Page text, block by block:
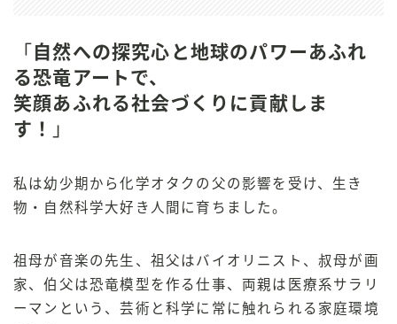
「 自然への探究心と地球のパワーあふれ
る恐竜アートで、
笑顔あふれる社会づくりに貢献しま
す！
」
私は幼少期から化学オタクの父の影響を受け、生き
物・自然科学大好き人間に育ちました。
祖母が音楽の先生、祖父はバイオリニスト、叔母が画
家、伯父は恐竜模型を作る仕事、両親は医療系サラリ
ーマンという、芸術と科学に常に触れられる家庭環境